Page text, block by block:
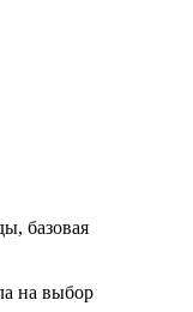
базовая
на выбор